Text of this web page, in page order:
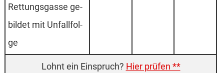
Ret­tungs­gas­se ge­
bil­det mit Un­fall­fol­
ge
Hier prüfen **